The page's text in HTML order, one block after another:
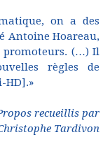
on a des
Antoine Hoareau,
promoteurs. (…) Il
règles de
HD].»
recueillis par
Tardivon